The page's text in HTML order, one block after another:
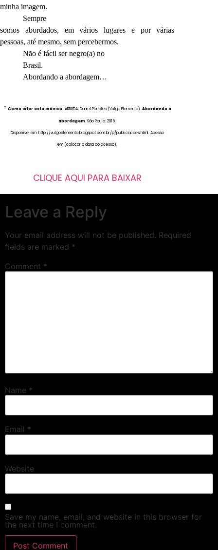
minha imagem.
Sempre
somos abordados, em vários lugares e por várias
pessoas, até mesmo, sem percebermos.
Não é fácil ser negro(a) no
Brasil.
Abordando a abordagem…
* Como citar esta crônica: ARRUDA, Daniel Péricles (Vulgo Elemento).Abordando a
abordagem. São Paulo: 2015.
Disponível em: http://vulgoelemento.blogspot.com.br/p/publicacoes.html. Acesso
em (colocar a data do acesso).
CLIQUE AQUI PARA BAIXAR
Leave a Reply
Your email address will not be published. Required
fields are marked *
Comment *
Name *
Email *
Website
Save my name, email, and website in this browser for
the next time I comment.